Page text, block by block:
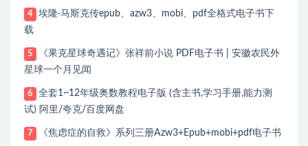
4
埃隆·马斯克传epub、azw3、mobi、pdf全格式电子书下
载
5
《果克星球奇遇记》张祥前小说 PDF电子书 | 安徽农民外
星球一个月见闻
6
全套1~12年级奥数教程电子版 (含主书,学习手册,能力测
试) 阿里/夸克/百度网盘
7 《焦虑症的自救》系列三册Azw3+Epub+mobi+pdf电子书